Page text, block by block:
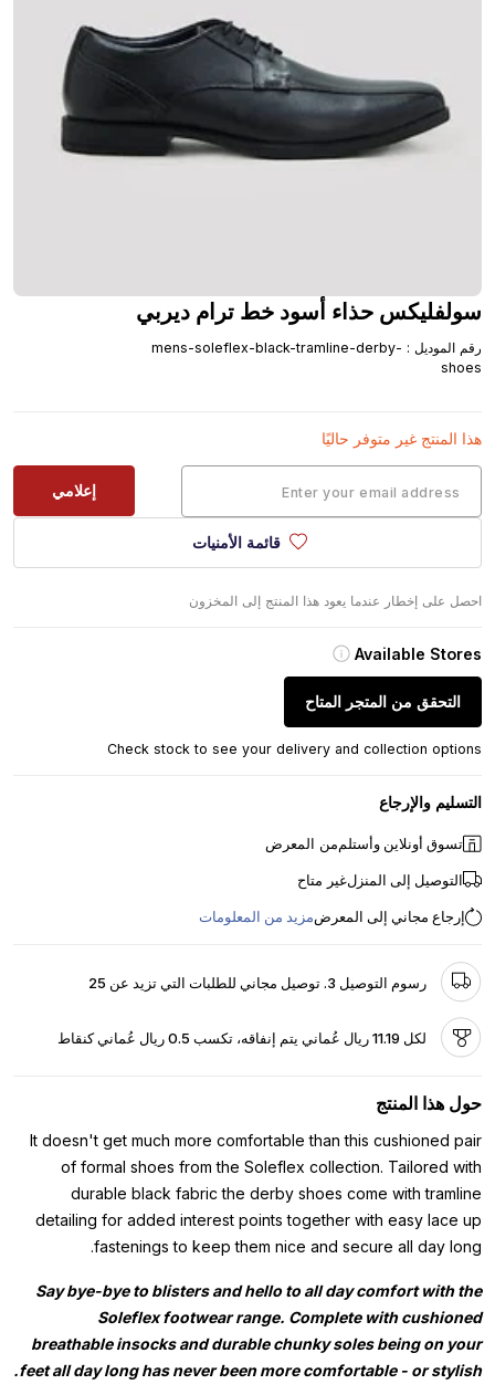
سولفليكس حذاء أسود خط ترام ديربي
رقم الموديل :
mens-soleflex-black-tramline-derby-
shoes
هذا المنتج غير متوفر حاليًا
إعلامي
قائمة الأمنيات
احصل على إخطار عندما يعود هذا المنتج إلى المخزون
Available Stores
التحقق من المتجر المتاح
Check stock to see your delivery and collection options
التسليم والإرجاع
تسوق أونلاين وأستلممن المعرض
التوصيل إلى المنزلغير متاح
إرجاع مجاني إلى المعرضمزيد من المعلومات
رسوم التوصيل 3. توصيل مجاني للطلبات التي تزيد عن 25
لكل 11.19 ريال عُماني يتم إنفاقه، تكسب 0.5 ريال عُماني كنقاط
حول هذا المنتج
It doesn't get much more comfortable than this cushioned pair
of formal shoes from the Soleflex collection. Tailored with
durable black fabric the derby shoes come with tramline
detailing for added interest points together with easy lace up
fastenings to keep them nice and secure all day long.
Say bye-bye to blisters and hello to all day comfort with the
Soleflex footwear range. Complete with cushioned
breathable insocks and durable chunky soles being on your
feet all day long has never been more comfortable - or stylish.